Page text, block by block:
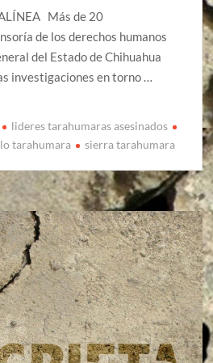
Más de 20
de los derechos humanos
del Estado de Chihuahua
investigaciones en torno …
lideres tarahumaras asesinados
tarahumara sierra tarahumara